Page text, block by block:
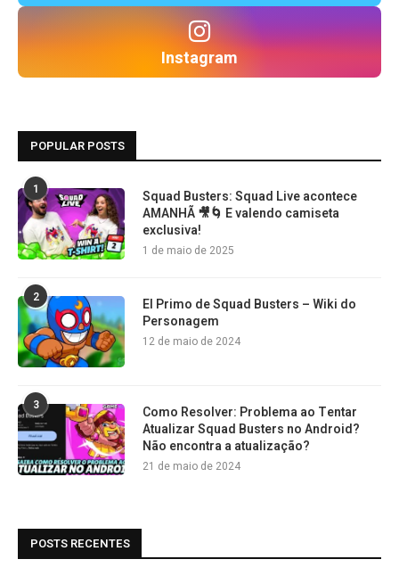
Instagram
POPULAR POSTS
1
Squad Busters: Squad Live acontece
AMANHÃ 🎥🌀 E valendo camiseta
exclusiva!
1 de maio de 2025
2
El Primo de Squad Busters – Wiki do
Personagem
12 de maio de 2024
3
Como Resolver: Problema ao Tentar
Atualizar Squad Busters no Android?
Não encontra a atualização?
21 de maio de 2024
POSTS RECENTES